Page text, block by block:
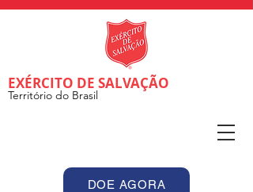
EXÉRCITO DE SALVAÇÃO
Território do Brasil
DOE AGORA